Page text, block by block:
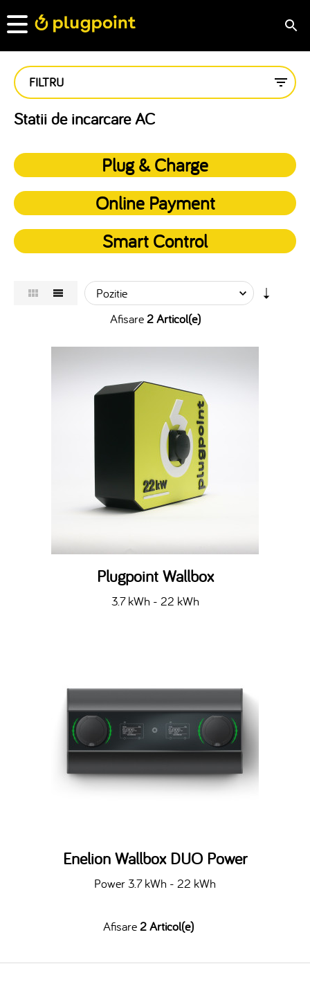
FILTRU
Statii de incarcare AC
Plug & Charge
Online Payment
Smart Control
Afisare2 Articol(e)
Plugpoint Wallbox
3.7 kWh - 22 kWh
Enelion Wallbox DUO Power
Power 3.7 kWh - 22 kWh
Afisare2 Articol(e)